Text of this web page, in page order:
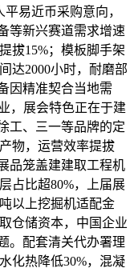
易近币采购意向，
等新兴赛道需求增速
拔15%；模板脚手架
达2000小时，耐磨部
因精准契合当地需
，展会特色正在于建
工、三一等品牌的定
物，运营效率提拔
品笼盖建建取工程机
占比超80%，上届展
以上挖掘机适配金
仓储资本，中国企业
。配套清关代办署理
化热降低30%，混凝